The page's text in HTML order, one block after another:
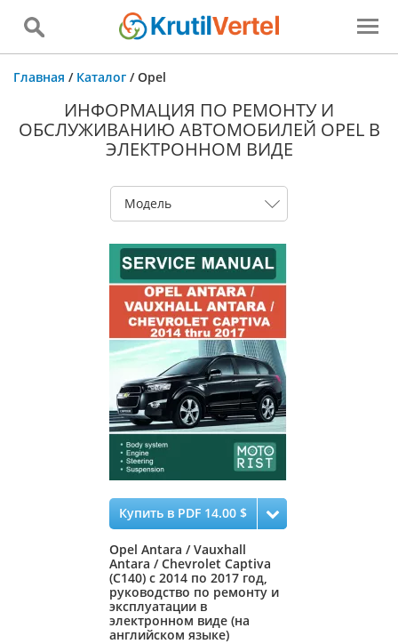
Главная / Каталог /Opel
ИНФОРМАЦИЯ ПО РЕМОНТУ И
ОБСЛУЖИВАНИЮ АВТОМОБИЛЕЙ OPEL В
ЭЛЕКТРОННОМ ВИДЕ
Купить в PDF 14.00 $
Opel Antara / Vauxhall
Antara / Chevrolet Captiva
(C140) с 2014 по 2017 год,
руководство по ремонту и
эксплуатации в
электронном виде (на
английском языке)